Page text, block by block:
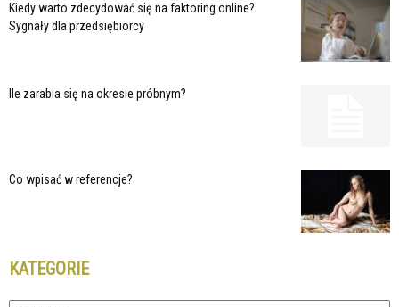
Kiedy warto zdecydować się na faktoring online?
Sygnały dla przedsiębiorcy
Ile zarabia się na okresie próbnym?
Co wpisać w referencje?
KATEGORIE
Kategorie